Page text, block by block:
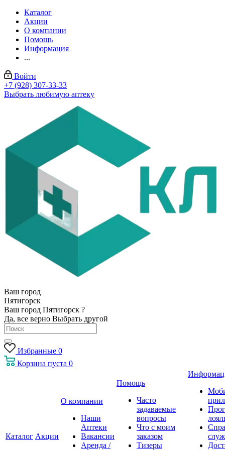
Каталог
Акции
О компании
Помощь
Информация
...
Войти
+7 (928) 307-33-33
Выбрать любимую аптеку
Ваш город
Пятигорск
Ваш город Пятигорск ?
Да, все верно Выбрать другой
Избранные 0
Корзина пуста 0
Каталог Акции
О компании
Наши
Аптеки
Вакансии
Аренда /
Помощь
Часто
задаваемые
вопросы
Что с моим
заказом
Тизеры